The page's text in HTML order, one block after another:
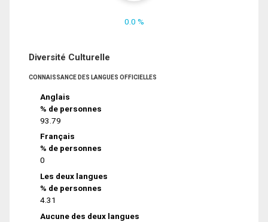
0.0 %
Diversité Culturelle
CONNAISSANCE DES LANGUES OFFICIELLES
Anglais
% de personnes
93.79
Français
% de personnes
0
Les deux langues
% de personnes
4.31
Aucune des deux langues